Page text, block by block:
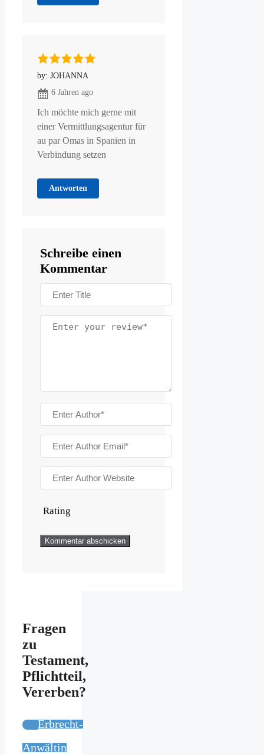
by: JOHANNA
6 Jahren ago
Ich möchte mich gerne mit
einer Vermittlungsagentur für
au par Omas in Spanien in
Verbindung setzen
Antworten
Schreibe einen
Kommentar
Rating
Fragen
zu
Testament,
Pflichtteil,
Vererben?
Erbrecht-
Anwältin